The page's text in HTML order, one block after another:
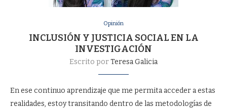
Opinión
INCLUSIÓN Y JUSTICIA SOCIAL EN LA
INVESTIGACIÓN
Escrito porTeresa Galicia
En ese continuo aprendizaje que me permita acceder a estas
realidades, estoy transitando dentro de las metodologías de